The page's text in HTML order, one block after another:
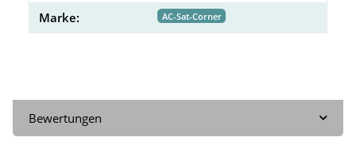
Marke: AC-Sat-Corner
Bewertungen